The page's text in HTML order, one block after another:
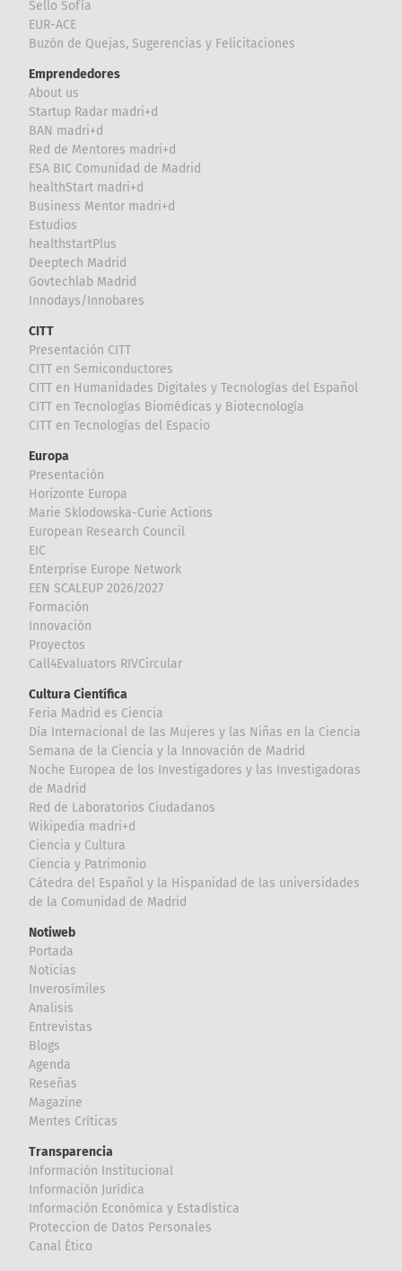
Sello Sofía
EUR-ACE
Buzón de Quejas, Sugerencias y Felicitaciones
Emprendedores
About us
Startup Radar madri+d
BAN madri+d
Red de Mentores madri+d
ESA BIC Comunidad de Madrid
healthStart madri+d
Business Mentor madri+d
Estudios
healthstartPlus
Deeptech Madrid
Govtechlab Madrid
Innodays/Innobares
CITT
Presentación CITT
CITT en Semiconductores
CITT en Humanidades Digitales y Tecnologías del Español
CITT en Tecnologías Biomédicas y Biotecnología
CITT en Tecnologías del Espacio
Europa
Presentación
Horizonte Europa
Marie Sklodowska-Curie Actions
European Research Council
EIC
Enterprise Europe Network
EEN SCALEUP 2026/2027
Formación
Innovación
Proyectos
Call4Evaluators RIVCircular
Cultura Científica
Feria Madrid es Ciencia
Día Internacional de las Mujeres y las Niñas en la Ciencia
Semana de la Ciencia y la Innovación de Madrid
Noche Europea de los Investigadores y las Investigadoras
de Madrid
Red de Laboratorios Ciudadanos
Wikipedia madri+d
Ciencia y Cultura
Ciencia y Patrimonio
Cátedra del Español y la Hispanidad de las universidades
de la Comunidad de Madrid
Notiweb
Portada
Noticias
Inverosímiles
Analisis
Entrevistas
Blogs
Agenda
Reseñas
Magazine
Mentes Críticas
Transparencia
Información Institucional
Información Jurídica
Información Económica y Estadística
Proteccion de Datos Personales
Canal Ético